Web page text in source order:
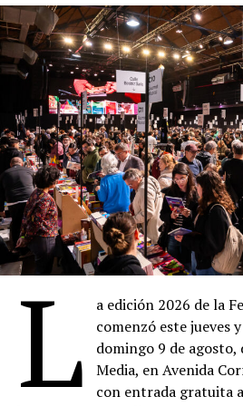
reconocimiento mayor iba a
recién en 1965, dos años tras su
Ariel, el libro que la volvería una
de la poesía confesional del siglo
Pulitzer póstumo por sus
de sellar ese lugar.
La leyenda dice que esa noche se
la mejilla, él a ella en el cuello.
detalle, lo cierto es que el vínculo
devorador. Cuatro meses
se casó con él, Ted Hughes, en
George the Martyr, en Queen
porque ella temía perder la
porque a esa altura ya sabían que
necesitar cierta clandestinidad
La luna de miel los llevó primero a
L a edición 2026 de la
comenzó este jueves
domingo 9 de agosto,
Media, en Avenida
con entrada gratuita